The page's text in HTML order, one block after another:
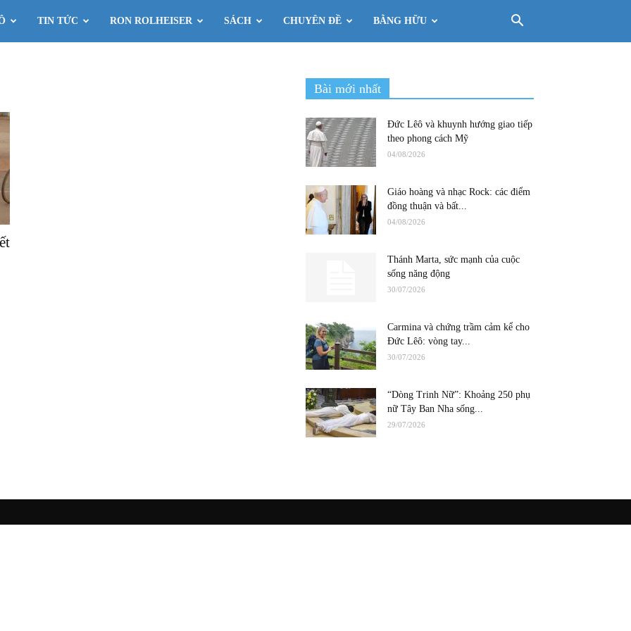
TIN TỨC RON ROLHEISER SÁCH CHUYÊN ĐỀ BẰNG HỮU
Bài mới nhất
Đức Lêô và khuynh hướng giao tiếp
theo phong cách Mỹ
04/08/2026
Giáo hoàng và nhạc Rock: các điểm
đồng thuận và bất...
04/08/2026
Thánh Marta, sức mạnh của cuộc
sống năng động
30/07/2026
Carmina và chứng trầm cảm kể cho
Đức Lêô: vòng tay...
30/07/2026
“Dòng Trinh Nữ”: Khoảng 250 phụ
nữ Tây Ban Nha sống...
29/07/2026